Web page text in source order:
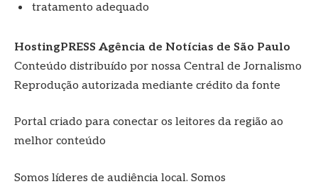
tratamento adequado
HostingPRESS Agência de Notícias de São Paulo
Conteúdo distribuído por nossa Central de Jornalismo
Reprodução autorizada mediante crédito da fonte
Portal criado para conectar os leitores da região ao
melhor conteúdo
Somos líderes de audiência local. Somos